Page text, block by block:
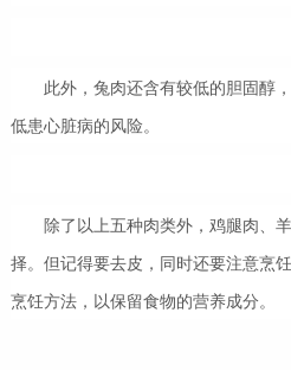
此外，兔肉还含有较低的胆固醇
低患心脏病的风险。
除了以上五种肉类外，鸡腿肉、
择。但记得要去皮，同时还要注意烹
烹饪方法，以保留食物的营养成分。